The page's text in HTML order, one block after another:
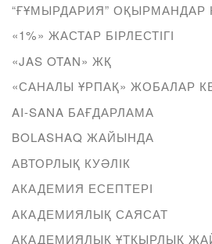
“ҒҰМЫРДАРИЯ” ОҚЫРМАНДАР
«1%» ЖАСТАР БІРЛЕСТІГІ
«JAS OTAN» ЖҚ
«САНАЛЫ ҰРПАҚ» ЖОБАЛАР
AI-SANA БАҒДАРЛАМА
BOLASHAQ ЖАЙЫНДА
АВТОРЛЫҚ КУӘЛІК
АКАДЕМИЯ ЕСЕПТЕРІ
АКАДЕМИЯЛЫҚ САЯСАТ
АКАДЕМИЯЛЫҚ ҰТҚЫРЛЫҚ